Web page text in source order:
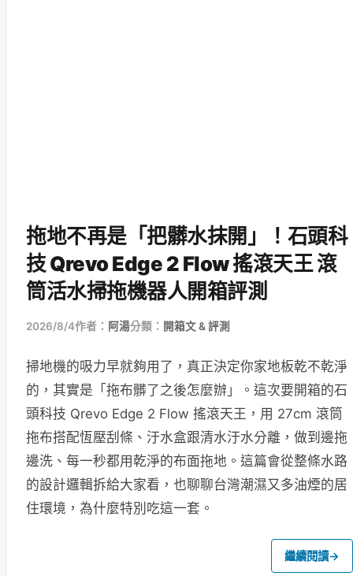
拖地不再是「把髒水抹開」！石頭科
技 Qrevo Edge 2 Flow 搖滾天王 滾
筒活水掃拖機器人開箱評測
2026/8/4作者： 阿湯分類： 開箱文 & 評測
掃地機的吸力早就夠用了，真正決定你家地板乾不乾淨
的，其實是「拖布髒了之後怎麼辦」。這次要開箱的石
頭科技 Qrevo Edge 2 Flow 搖滾天王，用 27cm 滾筒
拖布搭配恆壓刮條、汙水盒跟清水汙水分離，做到邊拖
邊洗、每一秒都用乾淨的布面拖地。這篇會從整條水路
的設計邏輯拆給大家看，也聊聊台灣潮濕又多油煙的居
住環境，為什麼特別吃這一套。
繼續閱讀→